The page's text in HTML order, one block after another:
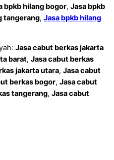
bpkb hilang bogor, Jasa bpkb
tangerang, Jasa bpkb hilang
Jasa cabut berkas jakarta
barat, Jasa cabut berkas
jakarta utara, Jasa cabut
berkas bogor, Jasa cabut
tangerang, Jasa cabut